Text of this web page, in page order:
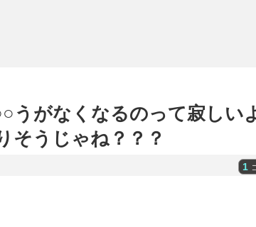
うがなくなるのって寂しい
そうじゃね？？？
1